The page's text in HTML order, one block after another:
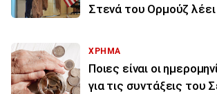
Στενά του Ορμούζ
ΧΡΗΜΑ
Ποιες είναι οι
για τις συντάξεις του